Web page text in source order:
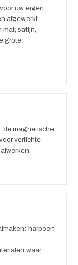
uw eigen
afgewerkt
satijn,
grote
de magnetische
verlichte
harpoen
waar